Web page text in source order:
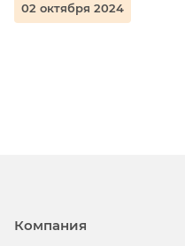
02 октября 2024
Компания